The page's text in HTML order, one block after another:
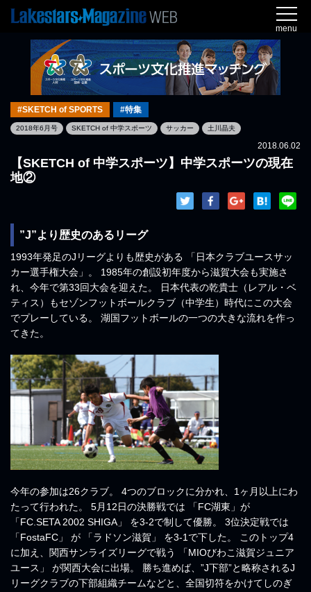
menu
#SKETCH of SPORTS #特集
2018年6月号 SKETCH of 中学スポーツ サッカー 土川晶夫
2018.06.02
【SKETCH of 中学スポーツ】中学スポーツの現在
地②
”J”より歴史のあるリーグ
1993年発足のJリーグよりも歴史がある 「日本クラブユースサッ
カー選手権大会」。 1985年の創設初年度から滋賀大会も実施さ
れ、今年で第33回大会を迎えた。 日本代表の乾貴士（レアル・ベ
ティス）もセゾンフットボールクラブ（中学生）時代にこの大会
でプレーしている。 湖国フットボールの一つの大きな流れを作っ
てきた。
今年の参加は26クラブ。 4つのブロックに分かれ、1ヶ月以上にわ
たって行われた。 5月12日の決勝戦では 「FC湖東」が
「FC.SETA 2002 SHIGA」 を3-2で制して優勝。 3位決定戦では
「FostaFC」 が 「ラドソン滋賀」 を3-1で下した。 このトップ4
に加え、関西サンライズリーグで戦う 「MIOびわこ滋賀ジュニア
ユース」 が関西大会に出場。 勝ち進めば、”J下部”と略称されるJ
リーグクラブの下部組織チームなどと、全国切符をかけてしのぎ